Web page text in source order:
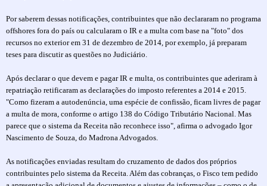
Por saberem dessas notificações, contribuintes que não declararam no programa
offshores fora do país ou calcularam o IR e a multa com base na "foto" dos
recursos no exterior em 31 de dezembro de 2014, por exemplo, já preparam
teses para discutir as questões no Judiciário.
Após declarar o que devem e pagar IR e multa, os contribuintes que aderiram à
repatriação retificaram as declarações do imposto referentes a 2014 e 2015.
"Como fizeram a autodenúncia, uma espécie de confissão, ficam livres de pagar
a multa de mora, conforme o artigo 138 do Código Tributário Nacional. Mas
parece que o sistema da Receita não reconhece isso", afirma o advogado Igor
Nascimento de Souza, do Madrona Advogados.
As notificações enviadas resultam do cruzamento de dados dos próprios
contribuintes pelo sistema da Receita. Além das cobranças, o Fisco tem pedido